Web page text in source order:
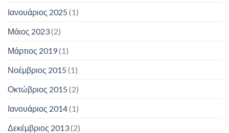
Ιανουάριος 2025 (1)
Μάιος 2023(2)
Μάρτιος 2019(1)
Νοέμβριος 2015 (1)
Οκτώβριος 2015 (2)
Ιανουάριος 2014(1)
Δεκέμβριος 2013(2)